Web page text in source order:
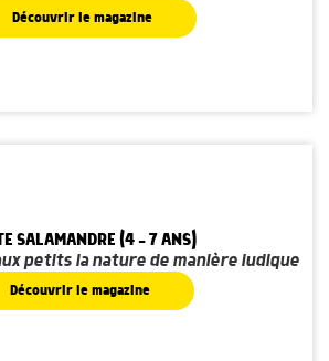
Découvrir le magazine
SALAMANDRE (4 - 7 ANS)
petits la nature de manière ludique
Découvrir le magazine